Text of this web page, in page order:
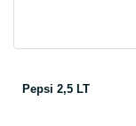
Pepsi 2,5 LT